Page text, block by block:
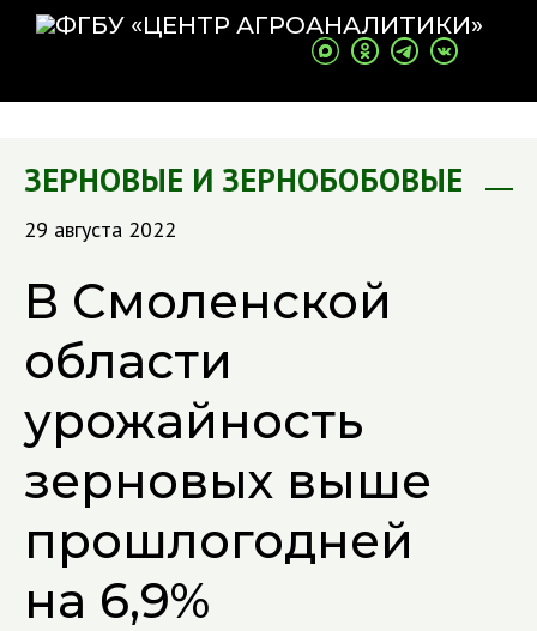
ЗЕРНОВЫЕ И ЗЕРНОБОБОВЫЕ
29 августа 2022
В Смоленской
области
урожайность
зерновых выше
прошлогодней
на 6,9%